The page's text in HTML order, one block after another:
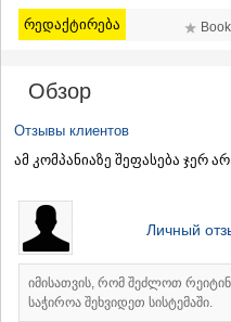
ХОНИ
ГУРДЖААНИ
ТЕЛАВИ
ЛАГОДЕХИ
СИГНАГИ
КВАРЕЛИ
ЦНОРИ
ДУШЕТИ
რედაქტირება
Обзор
Отзывы клиентов
ამ კომპანიაზე შეფასება ჯერ
Личный
იმისათვის, რომ შეძლოთ
საჭიროა შეხვიდეთ სისტემაში.